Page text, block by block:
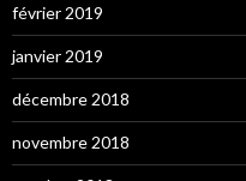
février 2019
janvier 2019
décembre 2018
novembre 2018